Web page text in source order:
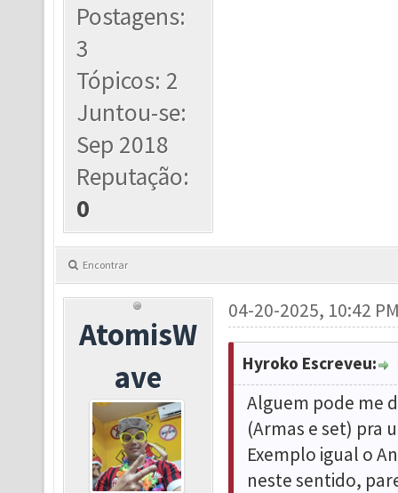
Postagens:
3
Tópicos: 2
Juntou-se:
Sep 2018
Reputação:
0
Encontrar
AtomisW
ave
04-20-2025, 10:42
Hyroko Escreveu:
Alguem pode me
(Armas e set) pra
Exemplo igual o
neste sentido,